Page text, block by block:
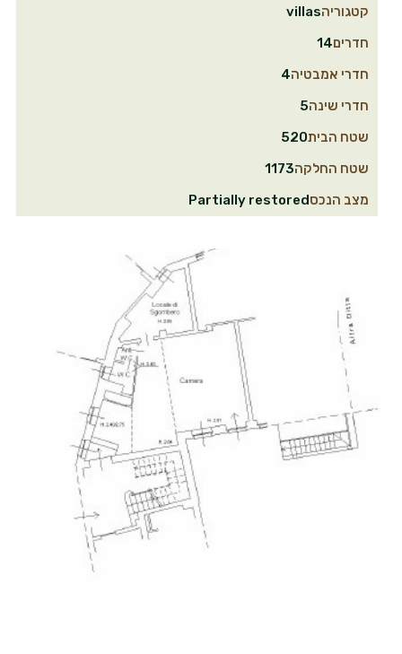
קטגוריהvillas
חדרים14
חדרי אמבטיה4
חדרי שינה5
שטח הבית520
שטח החלקה1173
מצב הנכסPartially restored